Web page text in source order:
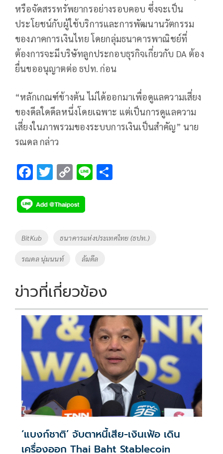
หรือจัดสรรทรัพยากรอย่างรอบคอบ ซึ่งจะเป็น
ประโยชน์กับผู้ใช้บริการและการพัฒนานวัตกรรม
ของภาคการเงินไทย โดยกลุ่มธนาคารพาณิชย์ที่
ต้องการจะมีบริษัทลูกประกอบธุรกิจเกี่ยวกับ DA ต้อง
ยื่นขออนุญาตต่อ ธปท. ก่อน
“หลักเกณฑ์ข้างต้น ไม่ได้ออกมาเพื่อดูแลความเสี่ยง
ของดีลใดดีลหนึ่งโดยเฉพาะ แต่เป็นการดูแลความ
เสี่ยงในภาพรวมของระบบการเงินเป็นสำคัญ” นาย
รณดล กล่าว
F
e
b
o
k
T
tt
er
C
p
y
Li
Li
Tags
BitKub ธนาคารแห่งประเทศไทย (ธปท.)
รณดล นุ่มนนท์ ล้มดีล
ข่าวที่เกี่ยวข้อง
‘แบงก์ชาติ’ จับตาหนี้เสีย-เงินเฟ้อ เดิน
เครื่องออก Thai Baht Stablecoin